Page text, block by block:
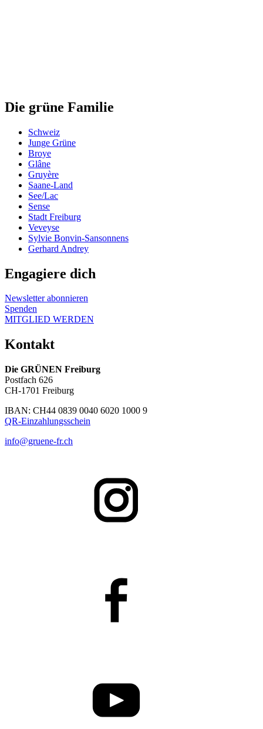
Die grüne Familie
Schweiz
Junge Grüne
Broye
Glâne
Gruyère
Saane-Land
See/Lac
Sense
Stadt Freiburg
Veveyse
Sylvie Bonvin-Sansonnens
Gerhard Andrey
Engagiere dich
Newsletter abonnieren
Spenden
MITGLIED WERDEN
Kontakt
Die GRÜNEN Freiburg
Postfach 626
CH-1701 Freiburg
IBAN: CH44 0839 0040 6020 1000 9
QR-Einzahlungsschein
info@gruene-fr.ch